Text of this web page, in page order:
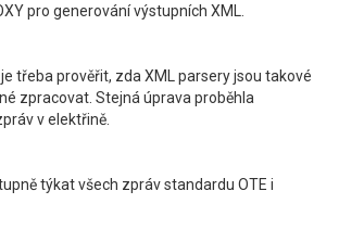
pro generování výstupních XML.
třeba prověřit, zda XML parsery jsou takové
zpracovat. Stejná úprava proběhla
v elektřině.
týkat všech zpráv standardu OTE i